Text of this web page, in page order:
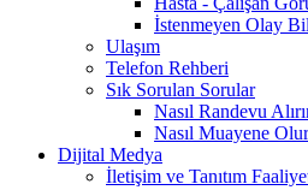
İstenmeyen Olay
Ulaşım
Telefon Rehberi
Sık Sorulan Sorular
Nasıl Randevu
Nasıl Muayene
Dijital Medya
İletişim ve Tanıtım